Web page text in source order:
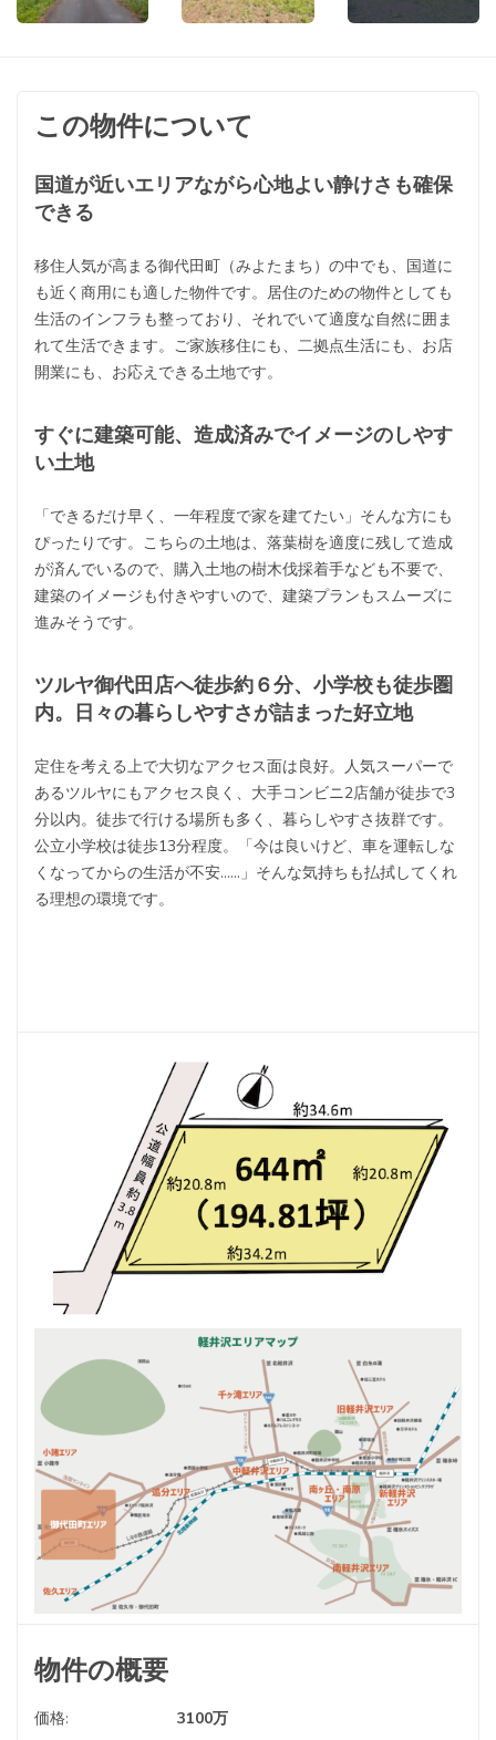
この物件について
国道が近いエリアながら心地よい静けさも確保
できる
移住人気が高まる御代田町（みよたまち）の中でも、国道に
も近く商用にも適した物件です。居住のための物件としても
生活のインフラも整っており、それでいて適度な自然に囲ま
れて生活できます。ご家族移住にも、二拠点生活にも、お店
開業にも、お応えできる土地です。
すぐに建築可能、造成済みでイメージのしやす
い土地
「できるだけ早く、一年程度で家を建てたい」そんな方にも
ぴったりです。こちらの土地は、落葉樹を適度に残して造成
が済んでいるので、購入土地の樹木伐採着手なども不要で、
建築のイメージも付きやすいので、建築プランもスムーズに
進みそうです。
ツルヤ御代田店へ徒歩約６分、小学校も徒歩圏
内。日々の暮らしやすさが詰まった好立地
定住を考える上で大切なアクセス面は良好。人気スーパーで
あるツルヤにもアクセス良く、大手コンビニ2店舗が徒歩で3
分以内。徒歩で行ける場所も多く、暮らしやすさ抜群です。
公立小学校は徒歩13分程度。「今は良いけど、車を運転しな
くなってからの生活が不安……」そんな気持ちも払拭してくれ
る理想の環境です。
物件の概要
価格: 3100万